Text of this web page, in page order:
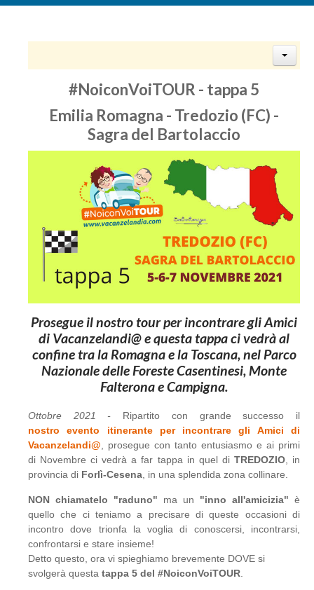
#NoiconVoiTOUR - tappa 5
Emilia Romagna - Tredozio (FC) -
Sagra del Bartolaccio
Prosegue il nostro tour per incontrare gli Amici
di Vacanzelandi@ e questa tappa ci vedrà al
confine tra la Romagna e la Toscana, nel Parco
Nazionale delle Foreste Casentinesi, Monte
Falterona e Campigna.
Ottobre 2021 - Ripartito con grande successo il
nostro
evento itinerante per incontrare gli Amici di
Vacanzelandi@, prosegue con tanto entusiasmo e ai primi
di Novembre ci vedrà a far tappa in quel di TREDOZIO, in
provincia di Forlì-Cesena, in una splendida zona collinare.
NON chiamatelo "raduno" ma un "inno all'amicizia" è
quello che ci teniamo a precisare di queste occasioni di
incontro dove trionfa la voglia di conoscersi, incontrarsi,
confrontarsi e stare insieme!
Detto questo, ora vi spieghiamo brevemente DOVE si
svolgerà questa tappa 5 del #NoiconVoiTOUR.